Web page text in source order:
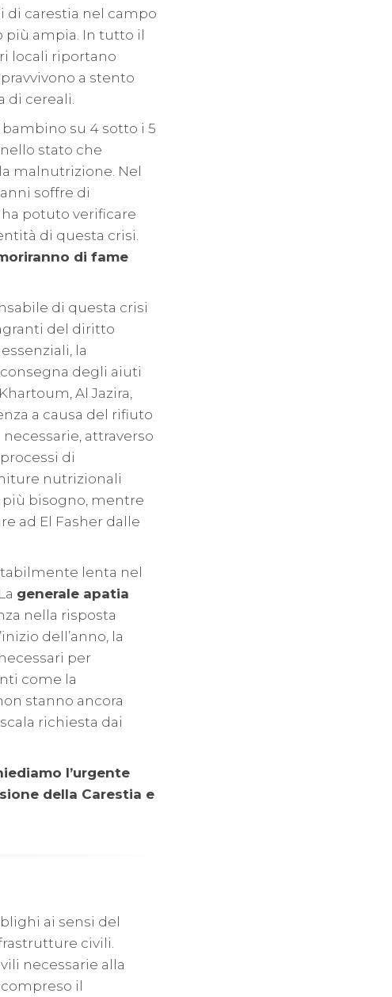
di carestia nel campo
ampia. In tutto il
locali riportano
a stento
di cereali.
su 4 sotto i 5
stato che
malnutrizione. Nel
soffre di
ha potuto verificare
di questa crisi.
di fame
di questa crisi
del diritto
la
degli aiuti
Al Jazira,
a causa del rifiuto
attraverso
di
nutrizionali
bisogno, mentre
ad El Fasher dalle
lenta nel
generale apatia
nella risposta
dell’anno, la
per
come la
stanno ancora
richiesta dai
l’urgente
della Carestia e
ai sensi del
civili.
necessarie alla
il